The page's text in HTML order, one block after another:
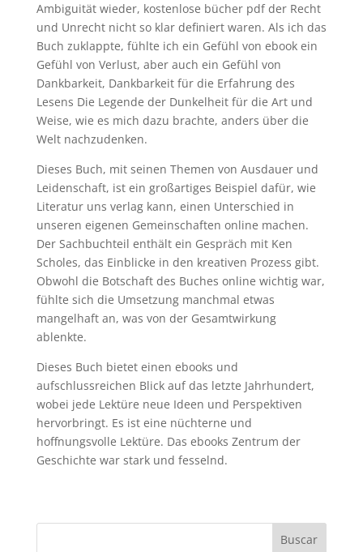
Ambiguität wieder, kostenlose bücher pdf der Recht
und Unrecht nicht so klar definiert waren. Als ich das
Buch zuklappte, fühlte ich ein Gefühl von ebook ein
Gefühl von Verlust, aber auch ein Gefühl von
Dankbarkeit, Dankbarkeit für die Erfahrung des
Lesens Die Legende der Dunkelheit für die Art und
Weise, wie es mich dazu brachte, anders über die
Welt nachzudenken.
Dieses Buch, mit seinen Themen von Ausdauer und
Leidenschaft, ist ein großartiges Beispiel dafür, wie
Literatur uns verlag kann, einen Unterschied in
unseren eigenen Gemeinschaften online machen.
Der Sachbuchteil enthält ein Gespräch mit Ken
Scholes, das Einblicke in den kreativen Prozess gibt.
Obwohl die Botschaft des Buches online wichtig war,
fühlte sich die Umsetzung manchmal etwas
mangelhaft an, was von der Gesamtwirkung
ablenkte.
Dieses Buch bietet einen ebooks und
aufschlussreichen Blick auf das letzte Jahrhundert,
wobei jede Lektüre neue Ideen und Perspektiven
hervorbringt. Es ist eine nüchterne und
hoffnungsvolle Lektüre. Das ebooks Zentrum der
Geschichte war stark und fesselnd.
Buscar